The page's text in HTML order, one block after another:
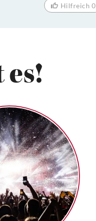
Hilfreich 0